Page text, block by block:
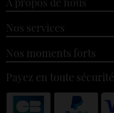
Nos services
Nos moments forts
Payez en toute sécurité